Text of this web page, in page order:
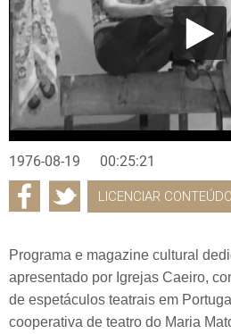
1976-08-19 00:25:21
LICENCIAR CONTEÚDO
Programa e magazine cultural
apresentado por Igrejas Caeiro,
de espetáculos teatrais em
cooperativa de teatro do Maria